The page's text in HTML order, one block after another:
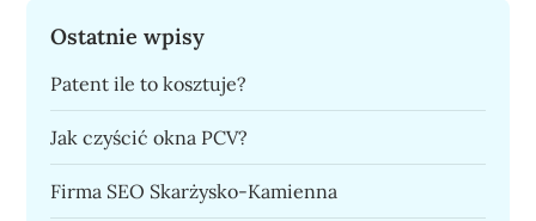
Ostatnie wpisy
Patent ile to kosztuje?
Jak czyścić okna PCV?
Firma SEO Skarżysko-Kamienna